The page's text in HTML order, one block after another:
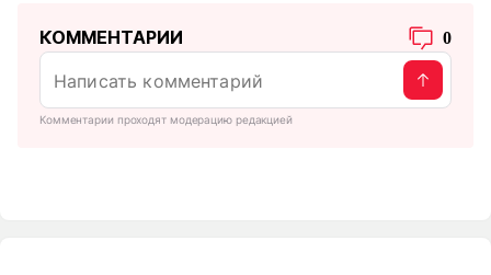
КОММЕНТАРИИ 0
Комментарии проходят модерацию редакцией